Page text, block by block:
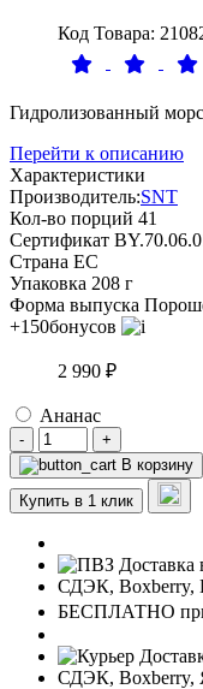
Код Товара:
Гидролизованный
Перейти к описанию
Характеристики
Производитель:SNT
Кол-во порций 41
Сертификат
Страна ЕС
Упаковка 208 г
Форма выпуска
+150бонусов
2 990 ₽
Ананас
-
+
В корзину
Купить в 1 клик
СДЭК, Boxberry,
БЕСПЛАТНО при
СДЭК, Boxberry,